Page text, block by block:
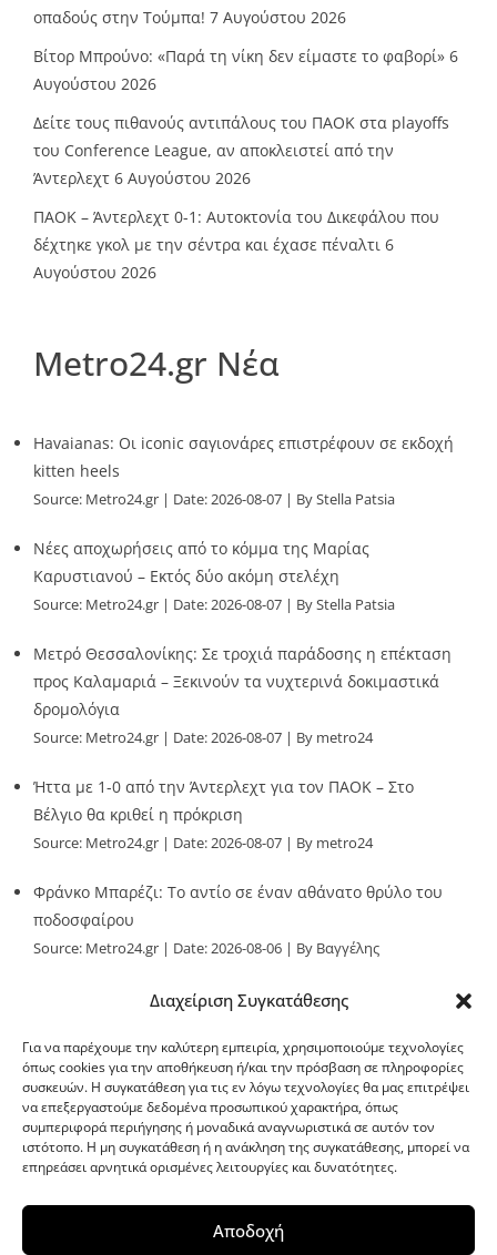
Διαχείριση Συγκατάθεσης
Για να παρέχουμε την καλύτερη εμπειρία, χρησιμοποιούμε τεχνολογίες
όπως cookies για την αποθήκευση ή/και την πρόσβαση σε πληροφορίες
συσκευών. Η συγκατάθεση για τις εν λόγω τεχνολογίες θα μας επιτρέψει
να επεξεργαστούμε δεδομένα προσωπικού χαρακτήρα, όπως
συμπεριφορά περιήγησης ή μοναδικά αναγνωριστικά σε αυτόν τον
ιστότοπο. Η μη συγκατάθεση ή η ανάκληση της συγκατάθεσης, μπορεί να
επηρεάσει αρνητικά ορισμένες λειτουργίες και δυνατότητες.
Αποδοχή
οπαδούς στην Τούμπα! 7 Αυγούστου 2026
Βίτορ Μπρούνο: «Παρά τη νίκη δεν είμαστε το φαβορί» 6
Αυγούστου 2026
Δείτε τους πιθανούς αντιπάλους του ΠΑΟΚ στα playoffs
του Conference League, αν αποκλειστεί από την
Άντερλεχτ 6 Αυγούστου 2026
ΠΑΟΚ – Άντερλεχτ 0-1: Αυτοκτονία του Δικεφάλου που
δέχτηκε γκολ με την σέντρα και έχασε πέναλτι 6
Αυγούστου 2026
Metro24.gr Νέα
Havaianas: Οι iconic σαγιονάρες επιστρέφουν σε εκδοχή
kitten heels
Source: Metro24.gr Date: 2026-08-07 By Stella Patsia
Νέες αποχωρήσεις από το κόμμα της Μαρίας
Καρυστιανού – Εκτός δύο ακόμη στελέχη
Source: Metro24.gr Date: 2026-08-07 By Stella Patsia
Μετρό Θεσσαλονίκης: Σε τροχιά παράδοσης η επέκταση
προς Καλαμαριά – Ξεκινούν τα νυχτερινά δοκιμαστικά
δρομολόγια
Source: Metro24.gr Date: 2026-08-07 By metro24
Ήττα με 1-0 από την Άντερλεχτ για τον ΠΑΟΚ – Στο
Βέλγιο θα κριθεί η πρόκριση
Source: Metro24.gr Date: 2026-08-07 By metro24
Φράνκο Μπαρέζι: Το αντίο σε έναν αθάνατο θρύλο του
ποδοσφαίρου
Source: Metro24.gr Date: 2026-08-06
By Βαγγέλης
G-point.gr